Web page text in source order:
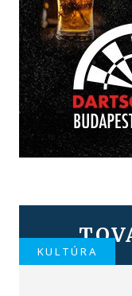
KULTÚRA